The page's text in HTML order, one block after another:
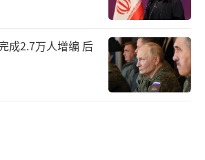
成2.7万人增编 后